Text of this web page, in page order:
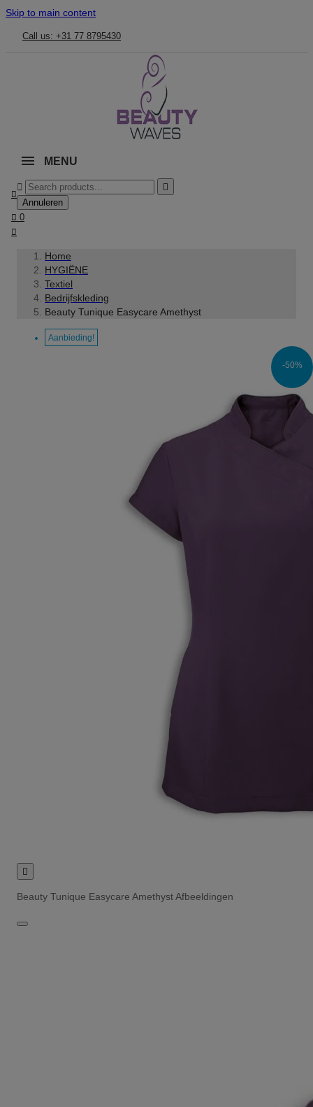
Skip to main content
Call us: +31 77 8795430
MENU



Annuleren
 0

Home
HYGIËNE
Textiel
Bedrijfskleding
Beauty Tunique Easycare Amethyst
Aanbieding!
-50%

Beauty Tunique Easycare Amethyst Afbeeldingen